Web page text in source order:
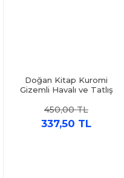
Doğan Kitap Kuromi
Gizemli Havalı ve Tatlış
450,00 TL
337,50 TL